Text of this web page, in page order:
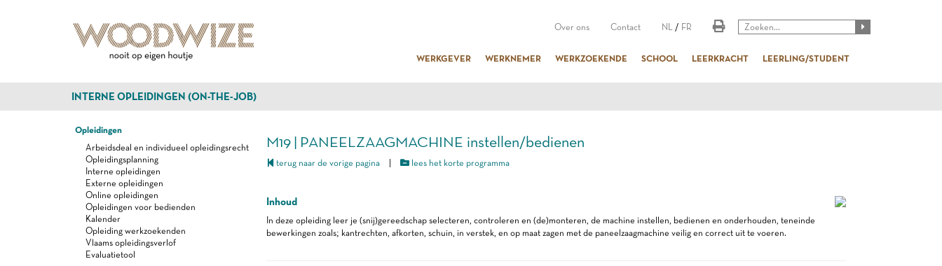
Over ons Contact NL / FR
WERKGEVER WERKNEMER WERKZOEKENDE SCHOOL LEERKRACHT LEERLING/STUDENT
INTERNE OPLEIDINGEN (ON-THE-JOB)
Opleidingen
Arbeidsdeal en individueel opleidingsrecht
Opleidingsplanning
Interne opleidingen
Externe opleidingen
Online opleidingen
Opleidingen voor bedienden
Kalender
Opleiding werkzoekenden
Vlaams opleidingsverlof
Evaluatietool
M19 | PANEELZAAGMACHINE instellen/bedienen
terug naar de vorige pagina| lees het korte programma
Inhoud
In deze opleiding leer je (snij)gereedschap selecteren, controleren en (de)monteren, de machine instellen, bedienen en onderhouden, teneinde
bewerkingen zoals; kantrechten, afkorten, schuin, in verstek, en op maat zagen met de paneelzaagmachine veilig en correct uit te voeren.